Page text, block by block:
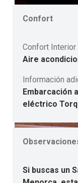
Confort
Confort Interior
Aire
Información
Embarcación
eléctrico
Si buscas un